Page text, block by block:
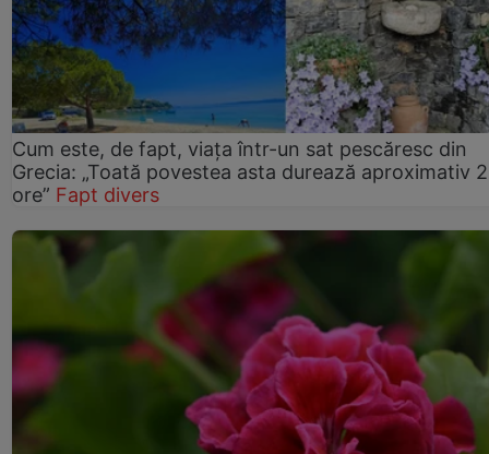
Cum este, de fapt, viața într-un sat pescăresc din
Grecia: „Toată povestea asta durează aproximativ
ore” Fapt divers